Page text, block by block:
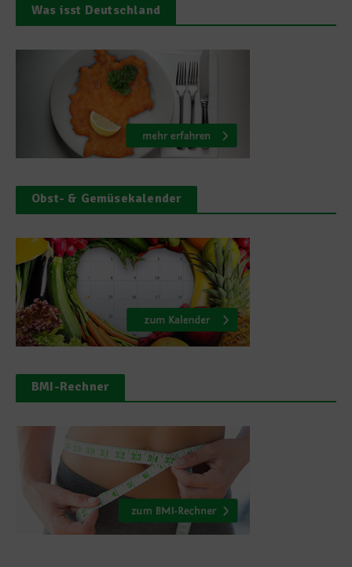
Was isst Deutschland
Obst- & Gemüsekalender
BMI-Rechner